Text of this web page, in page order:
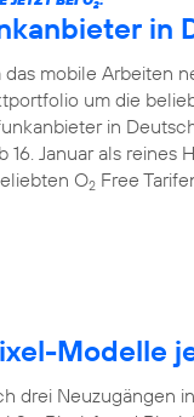
2
in
mobile Arbeiten
um die
in
Januar als reines
O2 Free
Modelle
drei Neuzugängen